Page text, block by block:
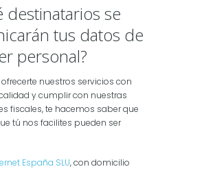
destinatarios se
tus datos de
personal?
nuestros servicios con
y cumplir con nuestras
fiscales, te hacemos saber que
tú nos facilites pueden ser
España SLU, con domicilio